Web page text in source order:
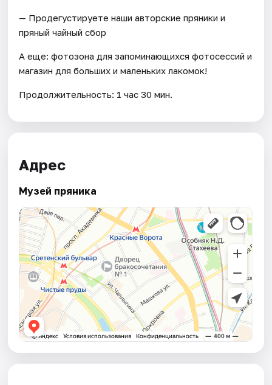
— Продегустируете наши авторские пряники и
пряный чайный сбор
А еще: фотозона для запоминающихся фотосессий и
магазин для больших и маленьких лакомок!
Продолжительность: 1 час 30 мин.
Адрес
Музей пряника